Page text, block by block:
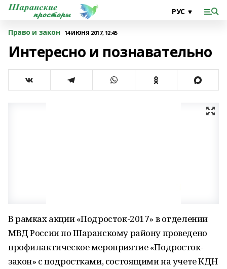
Право и закон 14 ИЮНЯ 2017, 12:45
Интересно и познавательно
В рамках акции «Подросток-2017» в отделении
МВД России по Шаранскому району проведено
профилактическое мероприятие «Подросток-
закон» с подростками, состоящими на учете КДН